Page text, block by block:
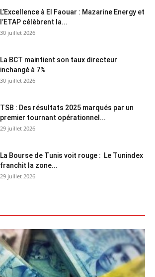
L’Excellence à El Faouar : Mazarine Energy et
l’ETAP célèbrent la...
30 juillet 2026
La BCT maintient son taux directeur
inchangé à 7%
30 juillet 2026
TSB : Des résultats 2025 marqués par un
premier tournant opérationnel...
29 juillet 2026
La Bourse de Tunis voit rouge : Le Tunindex
franchit la zone...
29 juillet 2026